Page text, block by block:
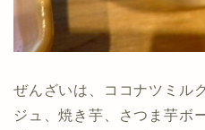
ぜんざいは、ココナツミル
ジュ、焼き芋、さつま芋ボ